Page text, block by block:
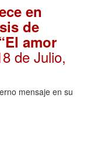
en
de
amor
de Julio,
mensaje en su